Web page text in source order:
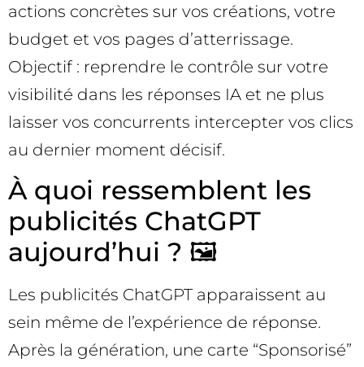
actions concrètes sur vos créations, votre
budget et vos pages d’atterrissage.
Objectif : reprendre le contrôle sur votre
visibilité dans les réponses IA et ne plus
laisser vos concurrents intercepter vos clics
au dernier moment décisif.
À quoi ressemblent les
publicités ChatGPT
aujourd’hui ? 🖼️
Les publicités ChatGPT apparaissent au
sein même de l’expérience de réponse.
Après la génération, une carte “Sponsorisé”